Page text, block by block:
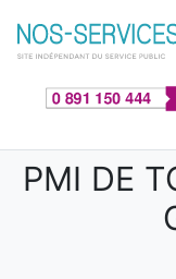
Aller au contenu
PMI DE